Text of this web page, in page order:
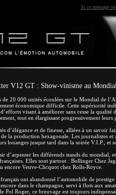
Si ce message
V12 GT : Show-vinisme au
de 20 000 unités écoulées sur le Mondial de
économique difficile. Cette supériorité
d’efforts visant à améliorer sans cesse la
tout en élargissant progressivement leurs
d’élégance et de finesse, alliées à un savoir
la production hexagonale. Les journalistes
louanges jusque tard dans la soirée V.I.P., et
d’arpenter les différends stands du mondial,
Elles sont partout : Bollinger Chez
encore Veuve-Clicquot chez Rolls-Royce.
français ont abandonné l’automobile de
dans le champagne, servi à flots aux
Pol Roger, ce breuvage est toujours